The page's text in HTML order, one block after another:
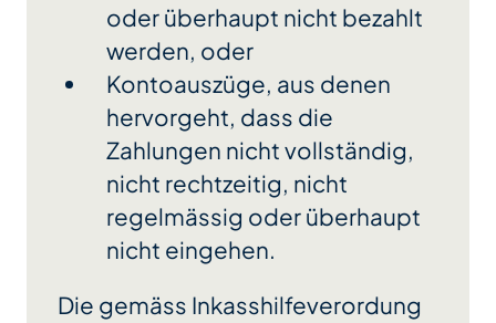
oder überhaupt nicht bezahlt
werden, oder
Kontoauszüge, aus denen
hervorgeht, dass die
Zahlungen nicht vollständig,
nicht rechtzeitig, nicht
regelmässig oder überhaupt
nicht eingehen.
Die gemäss Inkasshilfeverordung